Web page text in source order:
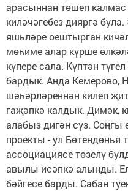
арасыннан төшеп
киләчәгебез дияргә
яшьләре оештырган
мөһиме алар күрше
күпере сала. Күптән
бардык. Анда Кемерово,
шәһәрләреннән килеп
гаҗәпкә калдык. Димәк,
алабыз дигән сүз. Соңгы
проекты - ул Бөтендөнья
ассоциациясе төзелү
авылы исәпкә алынды.
бәйгесе барды. Сабан